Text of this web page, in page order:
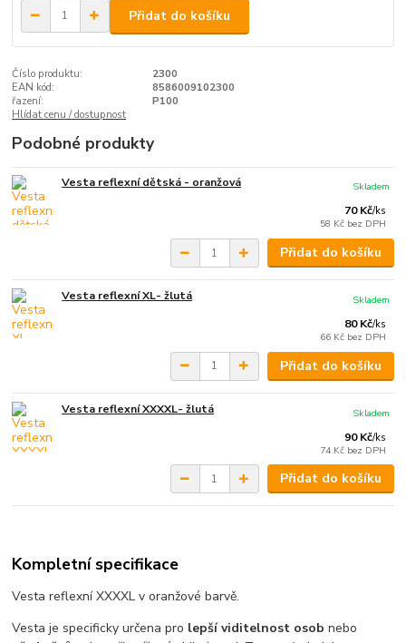
Přidat do košíku
Číslo produktu:
2300
EAN kód:
8586009102300
řazení:
P100
Hlídat cenu / dostupnost
Podobné produkty
Vesta reflexní dětská - oranžová
70 Kč/ks
58 Kč bez DPH
Skladem
Přidat do košíku
Vesta reflexní XL- žlutá
80 Kč/ks
66 Kč bez DPH
Skladem
Přidat do košíku
Vesta reflexní XXXXL- žlutá
90 Kč/ks
74 Kč bez DPH
Skladem
Přidat do košíku
Kompletní specifikace
Vesta reflexní XXXXL v oranžové barvě.
Vesta je specificky určena pro lepší viditelnost osob nebo